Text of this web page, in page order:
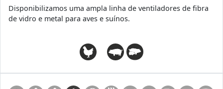
Disponibilizamos uma ampla linha de ventiladores de fibra
de vidro e metal para aves e suínos.